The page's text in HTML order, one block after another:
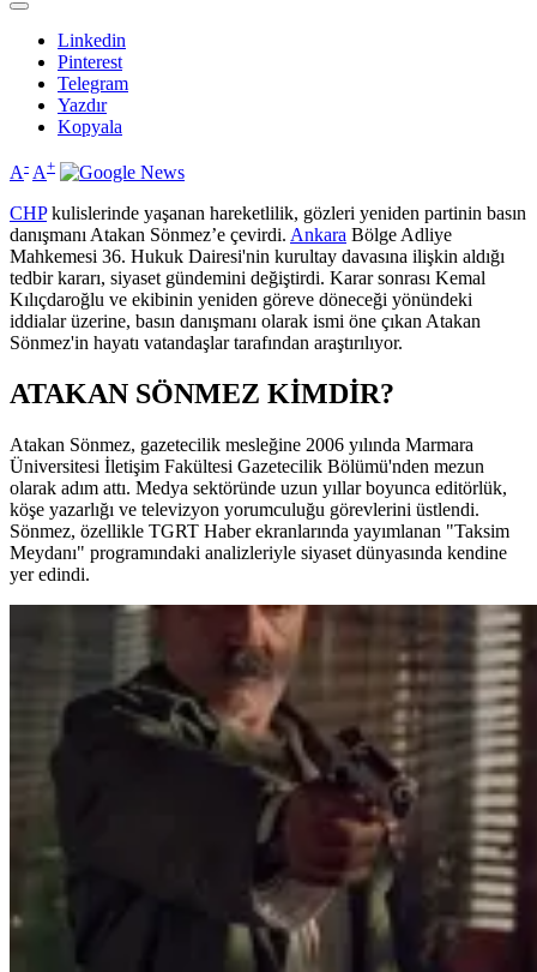
Linkedin
Pinterest
Telegram
Yazdır
Kopyala
A- A+
CHPkulislerinde yaşanan hareketlilik, gözleri yeniden partinin basın
danışmanı Atakan Sönmez’e çevirdi. Ankara Bölge Adliye
Mahkemesi 36. Hukuk Dairesi'nin kurultay davasına ilişkin aldığı
tedbir kararı, siyaset gündemini değiştirdi. Karar sonrası Kemal
Kılıçdaroğlu ve ekibinin yeniden göreve döneceği yönündeki
iddialar üzerine, basın danışmanı olarak ismi öne çıkan Atakan
Sönmez'in hayatı vatandaşlar tarafından araştırılıyor.
ATAKAN SÖNMEZ KİMDİR?
Atakan Sönmez, gazetecilik mesleğine 2006 yılında Marmara
Üniversitesi İletişim Fakültesi Gazetecilik Bölümü'nden mezun
olarak adım attı. Medya sektöründe uzun yıllar boyunca editörlük,
köşe yazarlığı ve televizyon yorumculuğu görevlerini üstlendi.
Sönmez, özellikle TGRT Haber ekranlarında yayımlanan "Taksim
Meydanı" programındaki analizleriyle siyaset dünyasında kendine
yer edindi.